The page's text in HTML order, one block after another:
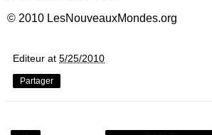
© 2010 LesNouveauxMondes.org
Editeur at 5/25/2010
Partager